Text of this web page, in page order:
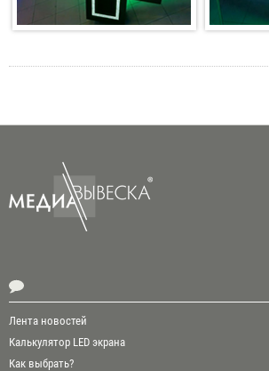
Лента новостей
Калькулятор LED экрана
Как выбрать?